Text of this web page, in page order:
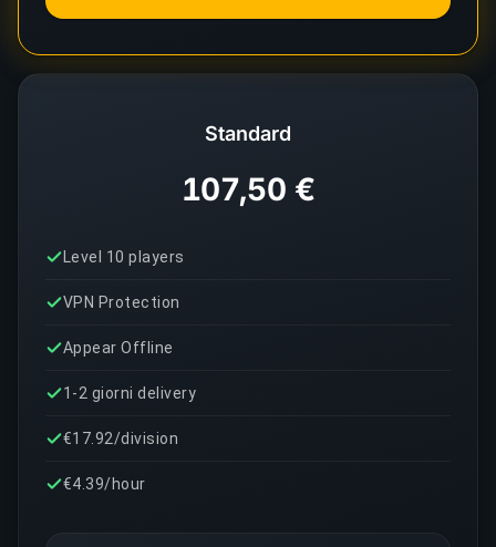
Standard
107,50 €
Level 10 players
VPN Protection
Appear Offline
1-2 giorni delivery
€17.92/division
€4.39/hour